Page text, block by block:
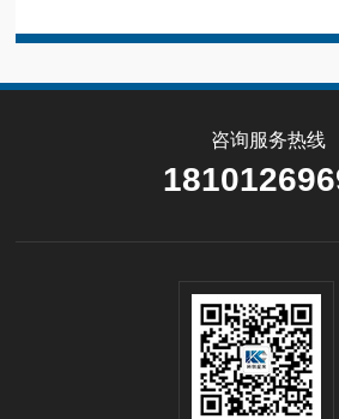
咨询服务热线